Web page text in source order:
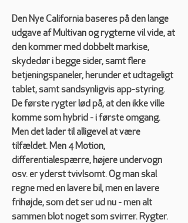
Den Nye California baseres på den lange
udgave af Multivan og rygterne vil vide, at
den kommer med dobbelt markise,
skydedør i begge sider, samt flere
betjeningspaneler, herunder et udtageligt
tablet, samt sandsynligvis app-styring.
De første rygter lød på, at den ikke ville
komme som hybrid - i første omgang.
Men det lader til alligevel at være
tilfældet. Men 4 Motion,
differentialespærre, højere undervogn
osv. er yderst tvivlsomt. Og man skal
regne med en lavere bil, men en lavere
frihøjde, som det ser ud nu - men alt
sammen blot noget som svirrer. Rygter.